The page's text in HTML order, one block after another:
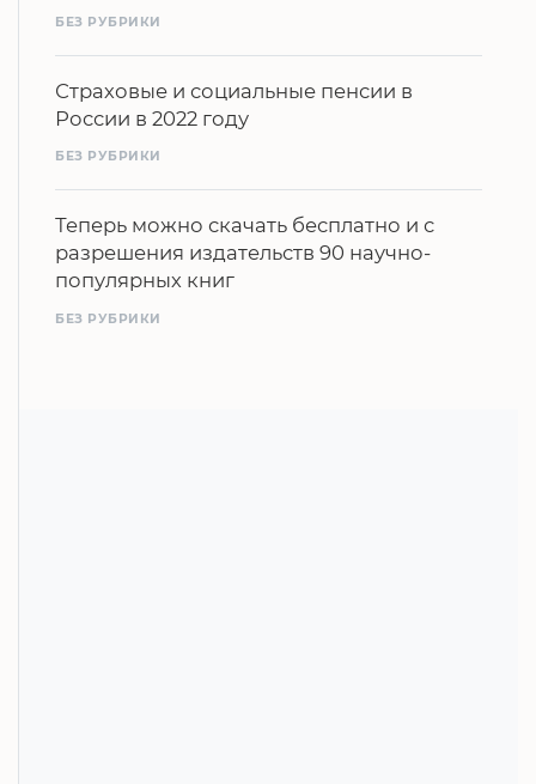
БЕЗ РУБРИКИ
Страховые и социальные пенсии в
России в 2022 году
БЕЗ РУБРИКИ
Теперь можно скачать бесплатно и с
разрешения издательств 90 научно-
популярных книг
БЕЗ РУБРИКИ